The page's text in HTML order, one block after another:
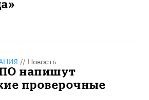
// Новость
напишут
проверочные